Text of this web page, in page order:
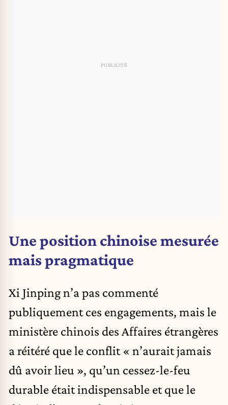
Une position chinoise mesurée
mais pragmatique
Xi Jinping n’a pas commenté
publiquement ces engagements, mais le
ministère chinois des Affaires étrangères
a réitéré que le conflit « n’aurait jamais
dû avoir lieu », qu’un cessez-le-feu
durable était indispensable et que le